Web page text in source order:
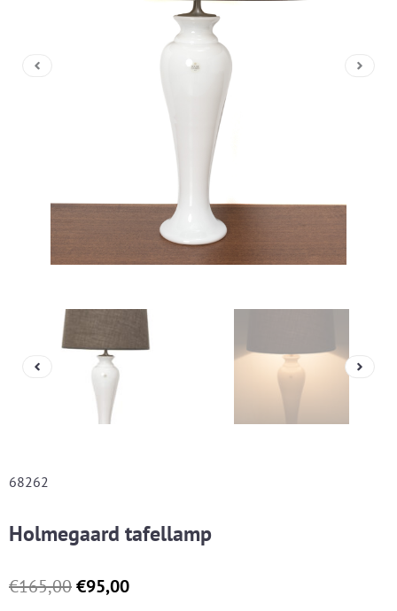
68262
Holmegaard tafellamp
€165,00Oorspronkelijke
€95,00Huidige